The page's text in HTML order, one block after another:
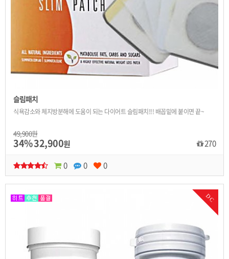
슬림패치
식욕감소와 체지방분해에 도움이 되는 다이어트 슬림패치!!! 배꼽밑에 붙이면 끝~
49,900원
34%32,900원
270
0
0 0
DC